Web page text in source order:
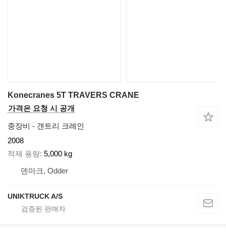
Konecranes 5T TRAVERS CRANE
가격은 요청 시 공개
중장비 - 갠트리 크레인
2008
적재 용량 5,000 kg
덴마크, Odder
UNIKTRUCK A/S